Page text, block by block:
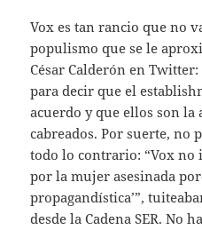
Vox es tan rancio que no
populismo que se le
César Calderón en
para decir que el
acuerdo y que ellos son la
cabreados. Por suerte, no
todo lo contrario: “Vox
por la mujer asesinada
propagandística’”,
desde la Cadena SER. No